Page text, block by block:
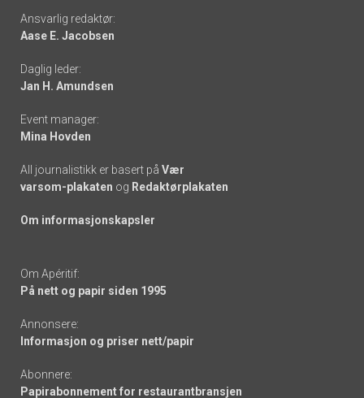
Footer
-
links
Ansvarlig redaktør:
Aase E. Jacobsen
Daglig leder:
Jan H. Amundsen
Event manager:
Mina Hovden
All journalistikk er basert på Vær
varsom-plakaten og Redaktørplakaten
Om informasjonskapsler
Om Apéritif:
På nett og papir siden 1995
Annonsere:
Informasjon og priser nett/papir
Abonnere:
Papirabonnement for restaurantbransjen